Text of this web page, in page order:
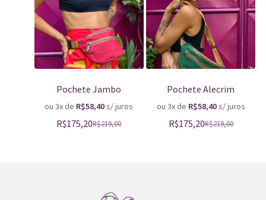
Pochete Jambo
ou 3x de R$58,40s/ juros
R$219,00
R$175,20
Pochete Alecrim
ou 3x de R$58,40s/ juros
R$219,00
R$175,20